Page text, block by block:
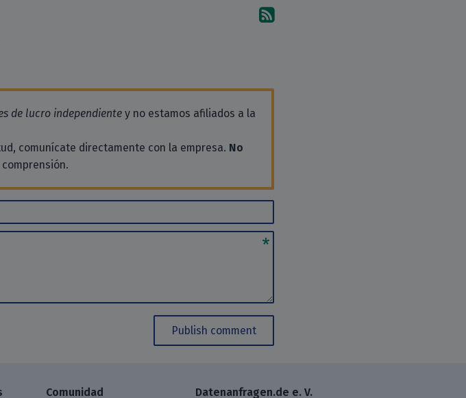
Suscríbete a los
de lucro independiente y no estamos afiliados a la
comunícate directamente con la empresa. No
Publish comment
Comunidad Datenanfragen.de e. V.